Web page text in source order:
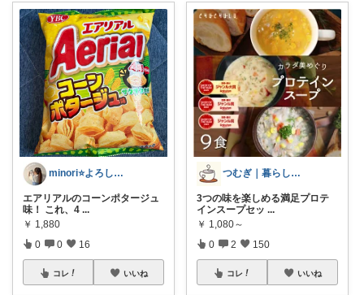
minori⭐️よろしくお願いします💕
エアリアルのコーンポタージュ
味！ これ、4 ...
￥ 1,880
0 0 16
コレ いいね
つむぎ｜暮らしを少し豊かに
3つの味を楽しめる満足プロテ
インスープセッ ...
￥ 1,080～
0 2 150
コレ いいね